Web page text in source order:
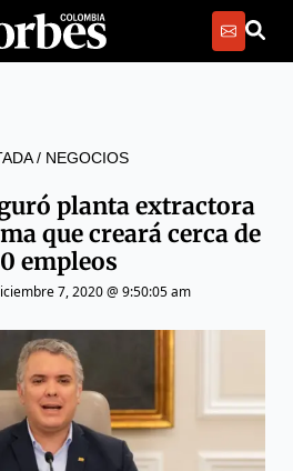
/ NEGOCIOS
planta extractora
que creará cerca de
empleos
7, 2020 @ 9:50:05 am